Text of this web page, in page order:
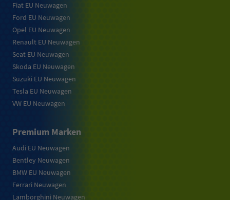
Fiat EU Neuwagen
Ford EU Neuwagen
Opel EU Neuwagen
Renault EU Neuwagen
Seat EU Neuwagen
Skoda EU Neuwagen
Suzuki EU Neuwagen
Tesla EU Neuwagen
VW EU Neuwagen
Premium Marken
Audi EU Neuwagen
Bentley Neuwagen
BMW EU Neuwagen
Ferrari Neuwagen
Lamborghini Neuwagen